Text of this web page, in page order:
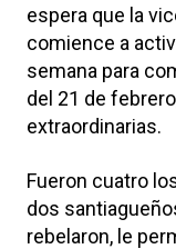
espera que la
comience a
semana para
del 21 de
extraordinarias.
Fueron cuatro
dos
rebelaron, le